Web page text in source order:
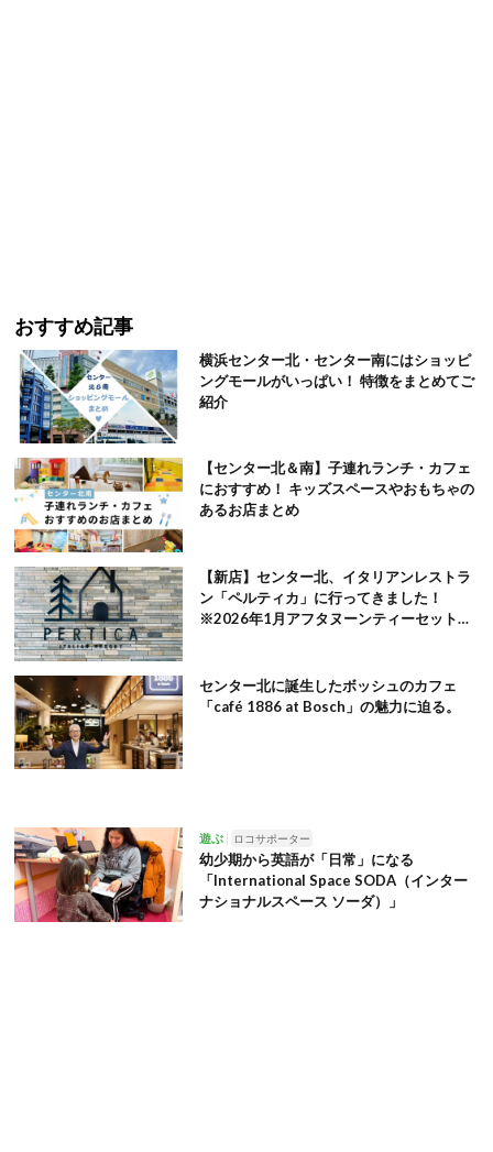
おすすめ記事
横浜センター北・センター南にはショッピ
ングモールがいっぱい！ 特徴をまとめてご
紹介
【センター北＆南】子連れランチ・カフェ
におすすめ！ キッズスペースやおもちゃの
あるお店まとめ
【新店】センター北、イタリアンレストラ
ン「ペルティカ」に行ってきました！
※2026年1月アフタヌーンティーセット追
センター北に誕生したボッシュのカフェ
「café 1886 at Bosch」の魅力に迫る。
遊ぶ ロコサポーター
幼少期から英語が「日常」になる
「International Space SODA（インター
ナショナルスペース ソーダ）」